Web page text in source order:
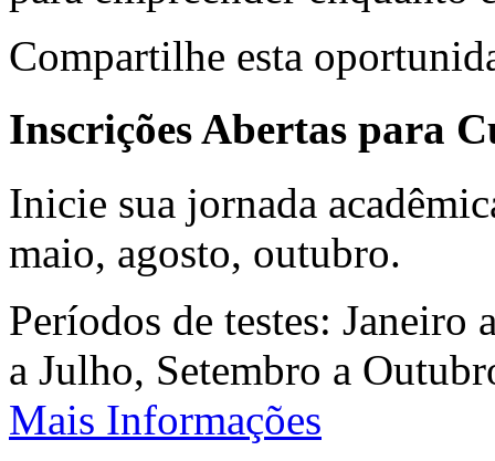
Compartilhe esta
Inscrições Abertas para
Inicie sua jornada
maio, agosto, outubro.
Períodos de testes:
a Julho, Setembro a
Mais Informações